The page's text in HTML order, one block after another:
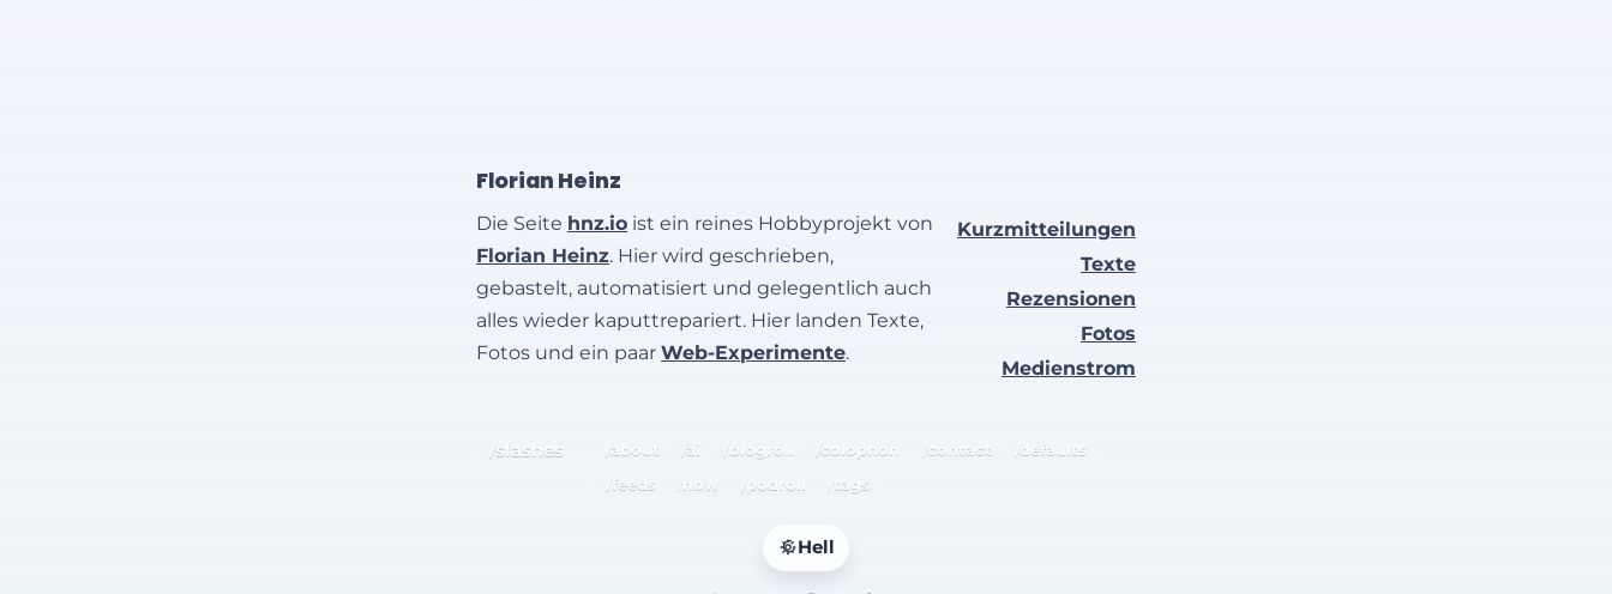
Florian Heinz
Die Seite hnz.io ist ein reines Hobbyprojekt von
Florian Heinz. Hier wird geschrieben,
gebastelt, automatisiert und gelegentlich auch
alles wieder kaputtrepariert. Hier landen Texte,
Fotos und ein paar Web-Experimente.
Kurzmitteilungen
Texte
Rezensionen
Fotos
Medienstrom
/slashes /about /ai /blogroll /colophon /contact
/defaults
/feeds
/now /podroll /tags
Hell